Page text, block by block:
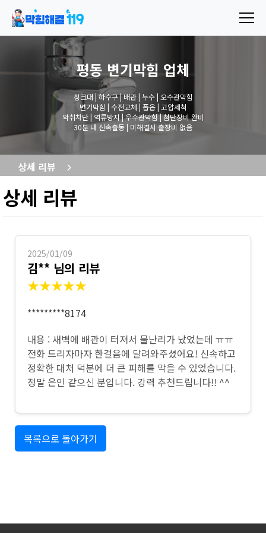
평동 변기막힘 업체
싱크대 | 하수구 | 배관 | 누수 | 오수관막힘
변기막힘 | 수전교체 | 폽옵 | 고압세척
악취차단 | 역류방지 | 우수관막힘 | 첨단장비 완비
30분 내 신속출동 | 미해결시 출장비 없음
상세 리뷰
상세 리뷰
2025/01/09
김** 님의 리뷰
★★★★★
*********8174
내용 : 새벽에 배관이 터져서 물난리가 났었는데 ㅠㅠ
전화 드리자마자 한걸음에 달려와주셨어요! 신속하고
정확한 대처 덕분에 더 큰 피해를 막을 수 있었습니다.
정말 은인 같으신 분입니다. 강력 추천드립니다!! ^^
목록으로 돌아가기